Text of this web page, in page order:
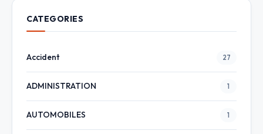
CATEGORIES
Accident 27
ADMINISTRATION 1
AUTOMOBILES 1